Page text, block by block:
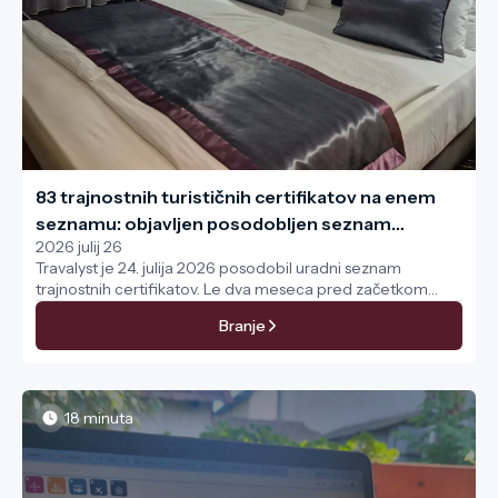
83 trajnostnih turističnih certifikatov na enem
seznamu: objavljen posodobljen seznam
Travalysta
2026 julij 26
Travalyst je 24. julija 2026 posodobil uradni seznam
trajnostnih certifikatov. Le dva meseca pred začetkom
veljavnosti nove zelene uredbe Evropske unije (ECGT) je ta
dokument postal ključna referenčna točka za hotele,
penzione in manjše nastanitve.
Branje
18 minuta